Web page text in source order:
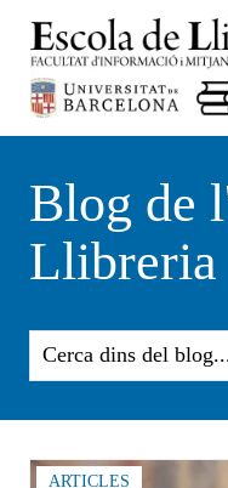
contingut
Blog de
Llibreria
ARTICLES